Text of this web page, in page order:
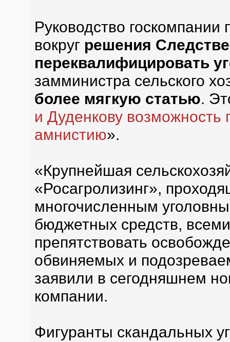
Руководство
вокруг решения
переквалифицировать
замминистра сельского
более мягкую статью.
и Дуденкову возможность
амнистию».
«Крупнейшая
«Росагролизинг»,
многочисленным
бюджетных средств,
препятствовать
обвиняемых и
заявили в сегодняшнем
компании.
Фигуранты скандальных